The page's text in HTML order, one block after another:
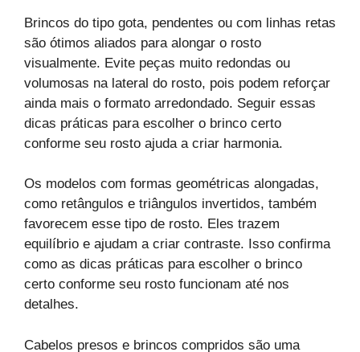
Brincos do tipo gota, pendentes ou com linhas retas
são ótimos aliados para alongar o rosto
visualmente. Evite peças muito redondas ou
volumosas na lateral do rosto, pois podem reforçar
ainda mais o formato arredondado. Seguir essas
dicas práticas para escolher o brinco certo
conforme seu rosto ajuda a criar harmonia.
Os modelos com formas geométricas alongadas,
como retângulos e triângulos invertidos, também
favorecem esse tipo de rosto. Eles trazem
equilíbrio e ajudam a criar contraste. Isso confirma
como as dicas práticas para escolher o brinco
certo conforme seu rosto funcionam até nos
detalhes.
Cabelos presos e brincos compridos são uma